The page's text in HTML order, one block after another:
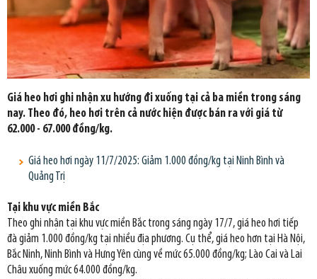
Giá heo hơi ghi nhận xu hướng đi xuống tại cả ba miền trong sáng
nay. Theo đó, heo hơi trên cả nước hiện được bán ra với giá từ
62.000 - 67.000 đồng/kg.
Giá heo hơi ngày 11/7/2025: Giảm 1.000 đồng/kg tại Ninh Bình và
Quảng Trị
Tại khu vực miền Bắc
Theo ghi nhận tại khu vực miền Bắc trong sáng ngày 17/7, giá heo hơi tiếp
đà giảm 1.000 đồng/kg tại nhiều địa phương. Cụ thể, giá heo hơn tại Hà Nội,
Bắc Ninh, Ninh Bình và Hưng Yên cùng về mức 65.000 đồng/kg; Lào Cai và Lai
Châu xuống mức 64.000 đồng/kg.